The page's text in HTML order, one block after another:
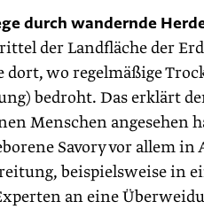
durch wandernde
der Landfläche der
dort, wo regelmäßige
bedroht. Das erklärt
Menschen angesehen
Savory vor allem
beispielsweise in
an eine